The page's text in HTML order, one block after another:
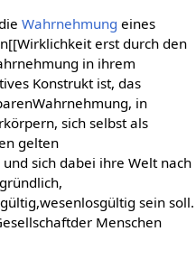
Wahrnehmung eines
erst durch den
in ihrem
Konstrukt ist, das
in
sich selbst als
gelten
sich dabei ihre Welt nach
sein soll.
Menschen